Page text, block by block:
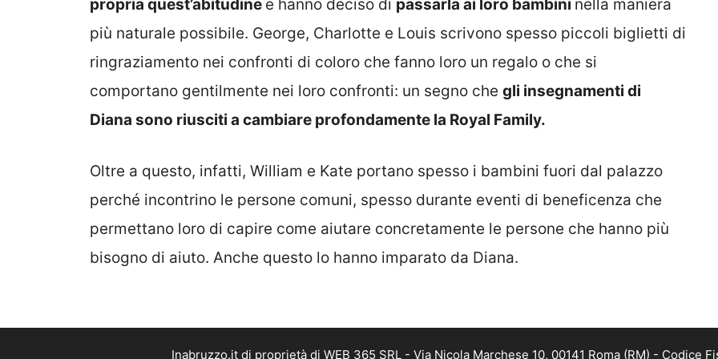
propria quest’abitudine e hanno deciso di passarla ai loro bambini nella maniera
più naturale possibile. George, Charlotte e Louis scrivono spesso piccoli biglietti di
ringraziamento nei confronti di coloro che fanno loro un regalo o che si
comportano gentilmente nei loro confronti: un segno che gli insegnamenti di
Diana sono riusciti a cambiare profondamente la Royal Family.
Oltre a questo, infatti, William e Kate portano spesso i bambini fuori dal palazzo
perché incontrino le persone comuni, spesso durante eventi di beneficenza che
permettano loro di capire come aiutare concretamente le persone che hanno più
bisogno di aiuto. Anche questo lo hanno imparato da Diana.
Inabruzzo.it di proprietà di WEB 365 SRL - Via Nicola Marchese 10, 00141 Roma (RM) - Codice